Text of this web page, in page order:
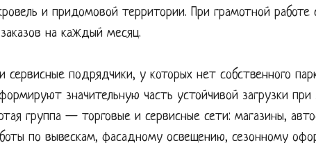
и придомовой территории. При грамотной работе
на каждый месяц.
подрядчики, у которых нет собственного
значительную часть устойчивой загрузки при
группа — торговые и сервисные сети: магазины,
по вывескам, фасадному освещению, сезонному